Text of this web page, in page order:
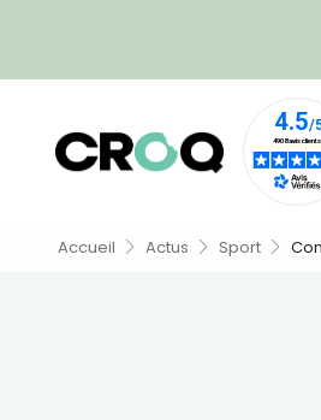
Accueil Actus Sport